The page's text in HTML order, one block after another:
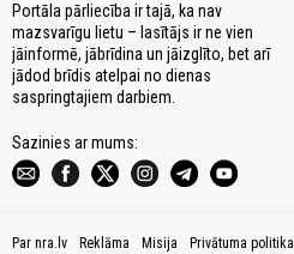
Portāla pārliecība ir tajā, ka nav
mazsvarīgu lietu – lasītājs ir ne vien
jāinformē, jābrīdina un jāizglīto, bet arī
jādod brīdis atelpai no dienas
saspringtajiem darbiem.
Sazinies ar mums:
Par nra.lv Reklāma Misija Privātuma politika